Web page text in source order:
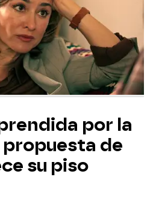
por la
de
su piso